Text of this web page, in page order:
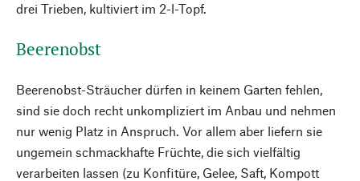
drei Trieben, kultiviert im 2-l-Topf.
Beerenobst
Beerenobst-Sträucher dürfen in keinem Garten fehlen,
sind sie doch recht unkompliziert im Anbau und nehmen
nur wenig Platz in Anspruch. Vor allem aber liefern sie
ungemein schmackhafte Früchte, die sich vielfältig
verarbeiten lassen (zu Konfitüre, Gelee, Saft, Kompott